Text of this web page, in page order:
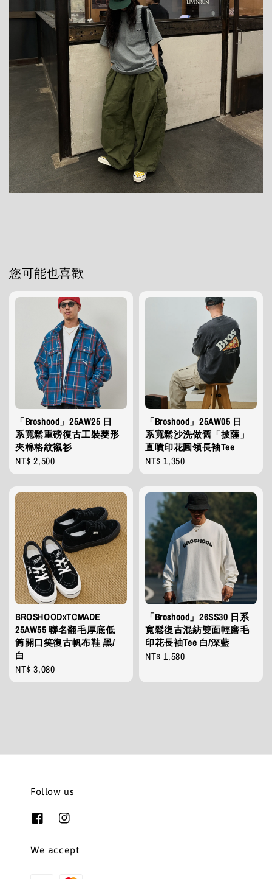
您可能也喜歡
「Broshood」25AW25 日
系寬鬆重磅復古工裝菱形
夾棉格紋襯衫
Regular
price
NT$ 2,500
「Broshood」25AW05 日
系寬鬆沙洗做舊「披薩」
直噴印花圓領長袖Tee
Regular
price
NT$ 1,350
BROSHOODxTCMADE
25AW55 聯名翻毛厚底低
筒開口笑復古帆布鞋 黑/
白
Regular
price
NT$ 3,080
「Broshood」26SS30 日系
寬鬆復古混紡雙面輕磨毛
印花長袖Tee 白/深藍
Regular
NT$ 1,580
Follow us
We accept